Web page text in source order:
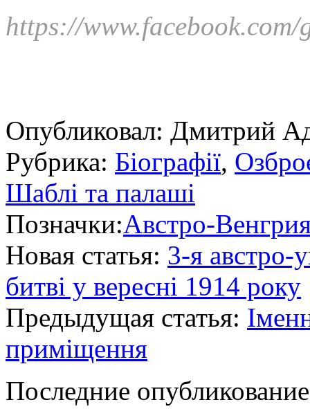
https://
Опубликовал: Дмитрий
Рубрика: Біографії,
Шаблі та палаші
Позначки:Австро-
Новая статья: 3-я австро-
битві у вересні 1914 року
Предыдущая статья:
приміщення
Последние